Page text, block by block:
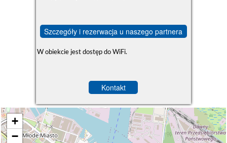
Szczegóły i rezerwacja u naszego partnera
W obiekcie jest dostęp do WiFi.
Kontakt
+
−